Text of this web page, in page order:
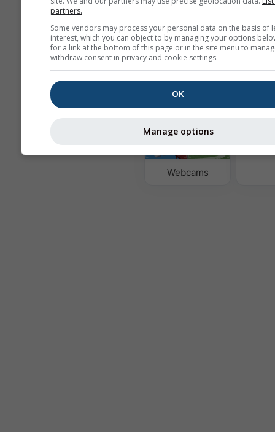
Hava Durumu
Haritaları​
Webcams
partners.
Some vendors may process your personal data on the basis of
interest, which you can object to by managing your options
for a link at the bottom of this page or in the site menu to
withdraw consent in privacy and cookie settings.
OK
Manage options